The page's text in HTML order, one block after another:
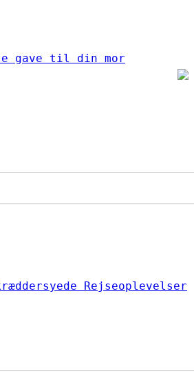
gave til din mor
Rejseoplevelser